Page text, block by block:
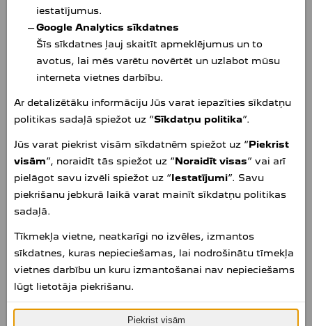
Peugeot jau tūlīt un izbaudi vasaru ar patiesi košu
auto!
UZZINĀT VAIRĀK
iestatījumus.
Google Analytics sīkdatnes
Šīs sīkdatnes ļauj skaitīt apmeklējumus un to
avotus, lai mēs varētu novērtēt un uzlabot mūsu
interneta vietnes darbību.
Ar detalizētāku informāciju Jūs varat iepazīties sīkdatņu
politikas sadaļā spiežot uz “Sīkdatņu politika”.
Jūs varat piekrist visām sīkdatnēm spiežot uz “Piekrist
visām”, noraidīt tās spiežot uz “Noraidīt visas” vai arī
pielāgot savu izvēli spiežot uz “Iestatījumi”. Savu
piekrišanu jebkurā laikā varat mainīt sīkdatņu politikas
sadaļā.
Tīkmekļa vietne, neatkarīgi no izvēles, izmantos
sīkdatnes, kuras nepieciešamas, lai nodrošinātu tīmekļa
vietnes darbību un kuru izmantošanai nav nepieciešams
lūgt lietotāja piekrišanu.
Piekrist visām